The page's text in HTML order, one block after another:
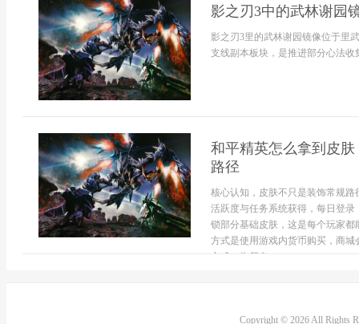
影之刃3中的武林谢园
影之刃3里的武林谢园镜像位于里
支线副本板块，是推进部分心法
和平精英怎么拿到皮
路径
核心认知，皮肤不只是装饰常规
活跃度与任务系统获得，每日登
锁部分基础皮肤，这是每个玩家
方式是使用游戏内货币购买，商
方式，为所有...
Copyright © 2026 All Rights